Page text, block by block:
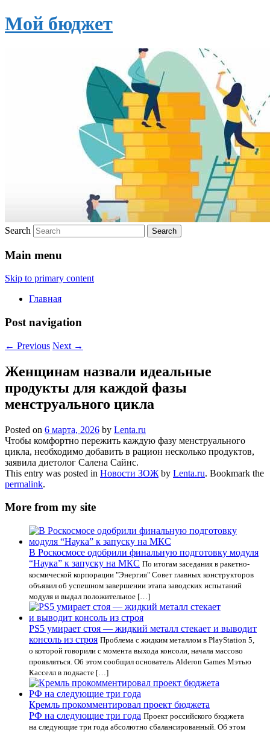
Мой бюджет
Search
Main menu
Skip to primary content
Главная
Post navigation
← Previous Next →
Женщинам назвали идеальные
продукты для каждой фазы
менструального цикла
Posted on 6 марта, 2026 by Lenta.ru
Чтобы комфортно пережить каждую фазу менструального
цикла, необходимо добавить в рацион несколько продуктов,
заявила диетолог Салена Сайнс.
This entry was posted in Новости ЗОЖ by Lenta.ru. Bookmark the
permalink.
More from my site
В Роскосмосе одобрили финальную подготовку модуля
“Наука” к запуску на МКС По итогам заседания в ракетно-
космической корпорации "Энергия" Совет главных конструкторов
объявил об успешном завершении этапа заводских испытаний
модуля и выдал положительное […]
PS5 умирает стоя — жидкий металл стекает и выводит
консоль из строя Проблема с жидким металлом в PlayStation 5,
о которой говорили с момента выхода консоли, начала массово
проявляться. Об этом сообщил основатель Alderon Games Мэтью
Касселл в подкасте […]
Кремль прокомментировал проект бюджета
РФ на следующие три года Проект российского бюджета
на следующие три года абсолютно сбалансированный. Об этом